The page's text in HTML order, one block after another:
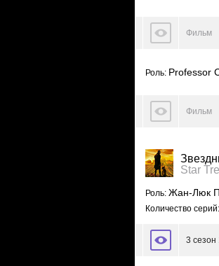
Фильм
Роль: Professor
Фильм
Star
Роль: Жан-Люк
Количество
3 сезон